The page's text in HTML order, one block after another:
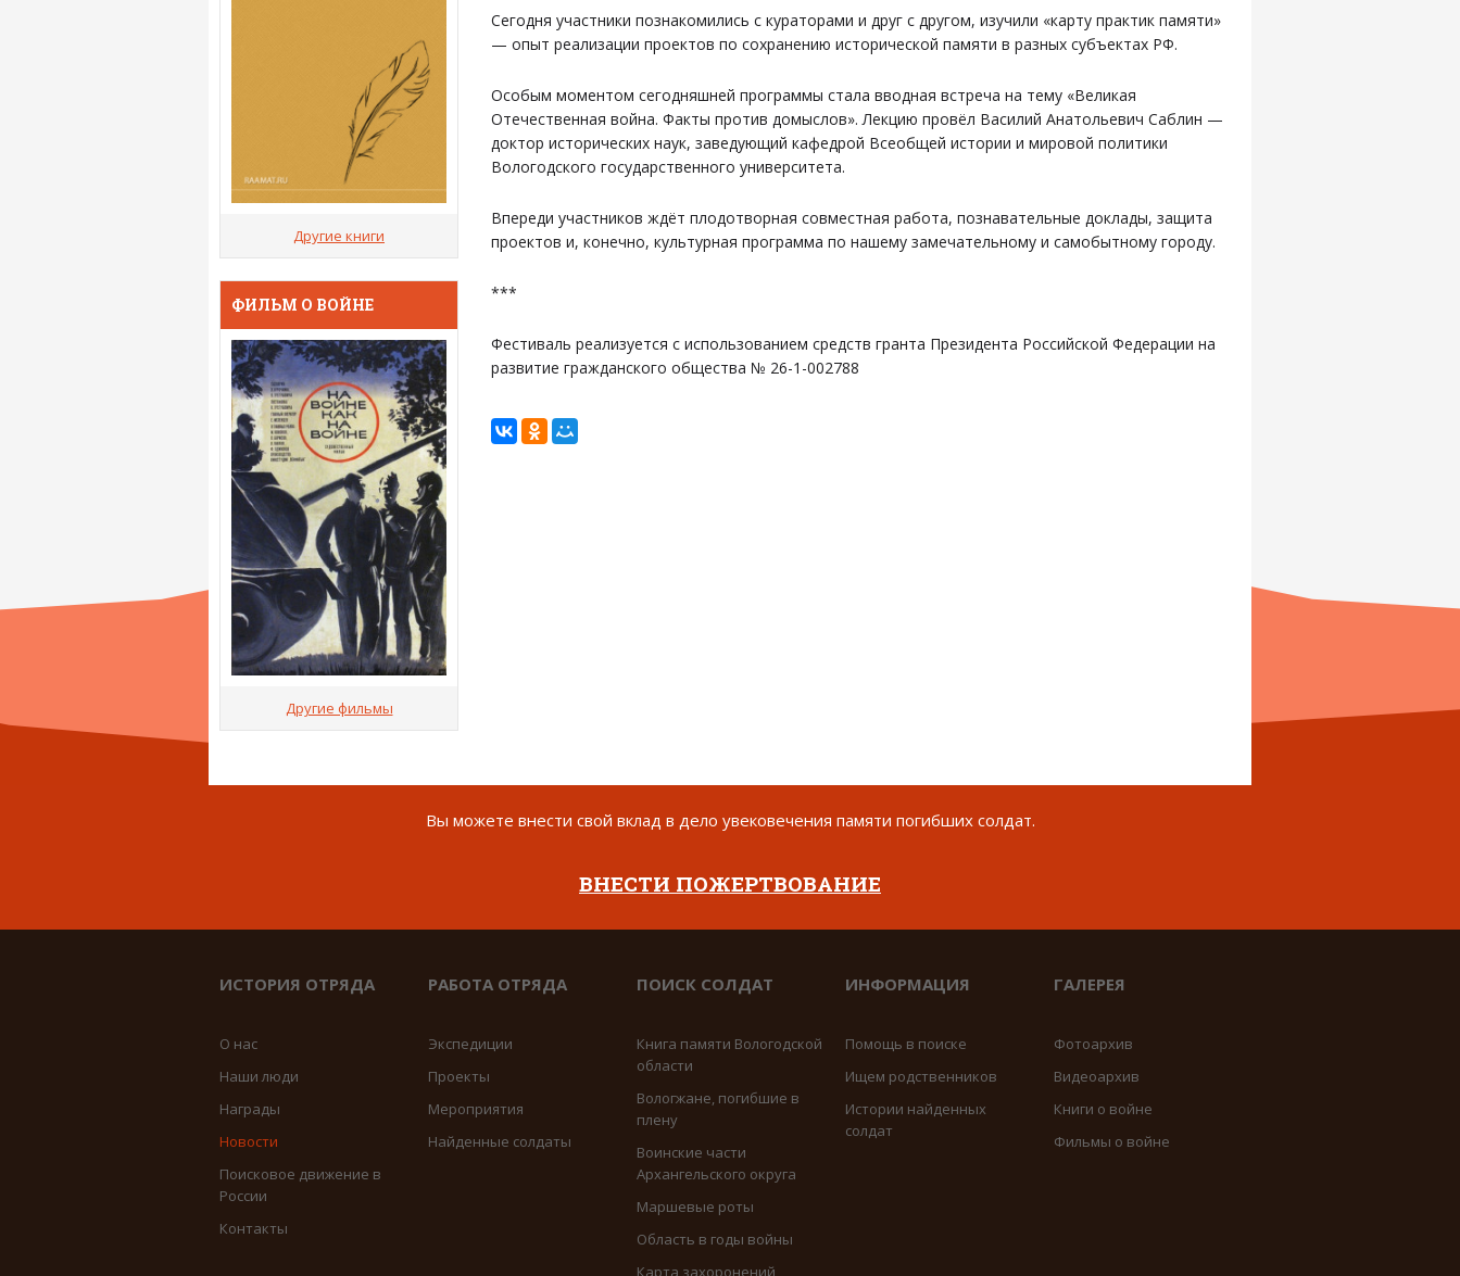
Сегодня участники познакомились с кураторами и друг с другом, изучили «карту практик памяти»
— опыт реализации проектов по сохранению исторической памяти в разных субъектах РФ.
Особым моментом сегодняшней программы стала вводная встреча на тему «Великая
Отечественная война. Факты против домыслов». Лекцию провёл Василий Анатольевич Саблин —
доктор исторических наук, заведующий кафедрой Всеобщей истории и мировой политики
Вологодского государственного университета.
Впереди участников ждёт плодотворная совместная работа, познавательные доклады, защита
проектов и, конечно, культурная программа по нашему замечательному и самобытному городу.
***
Фестиваль реализуется с использованием средств гранта Президента Российской Федерации на
развитие гражданского общества № 26-1-002788
Другие книги
ФИЛЬМ О ВОЙНЕ
Другие фильмы
Вы можете внести свой вклад в дело увековечения памяти погибших солдат.
ВНЕСТИ ПОЖЕРТВОВАНИЕ
ИСТОРИЯ ОТРЯДА
О нас
Наши люди
Награды
Новости
Поисковое движение в
России
Контакты
РАБОТА ОТРЯДА
Экспедиции
Проекты
Мероприятия
Найденные солдаты
ПОИСК СОЛДАТ
Книга памяти Вологодской
области
Вологжане, погибшие в
плену
Воинские части
Архангельского округа
Маршевые роты
Область в годы войны
Карта захоронений
ИНФОРМАЦИЯ
Помощь в поиске
Ищем родственников
Истории найденных
солдат
ГАЛЕРЕЯ
Фотоархив
Видеоархив
Книги о войне
Фильмы о войне